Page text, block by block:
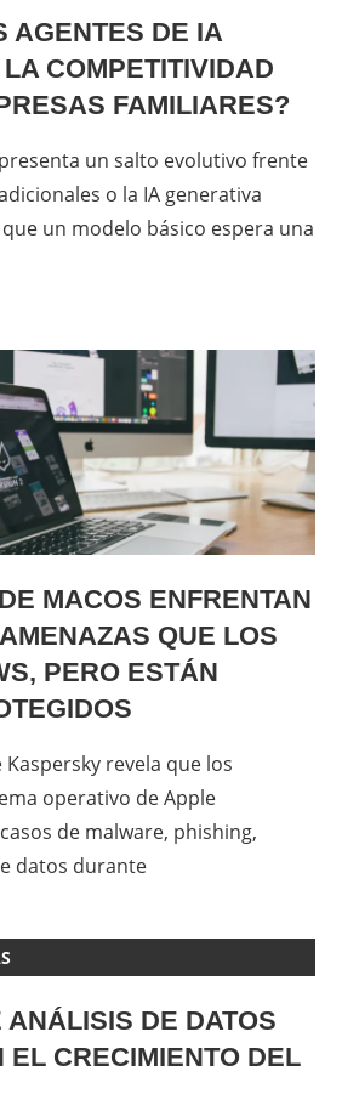
AGENTES DE IA
COMPETITIVIDAD
FAMILIARES?
un salto evolutivo frente
o la IA generativa
un modelo básico espera una
MACOS ENFRENTAN
QUE LOS
PERO ESTÁN
revela que los
operativo de Apple
de malware, phishing,
datos durante
ANÁLISIS DE DATOS
EL CRECIMIENTO DEL